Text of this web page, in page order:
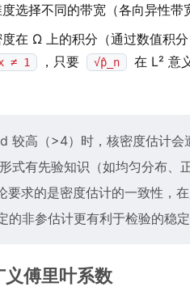
选择不同的带宽（各向异性带
在 Ω 上的积分（通过数值积
≠ 1 ，只要 √p̂_n
在 L² 意
较高（>4）时，核密度估计
式有先验知识（如均匀分布、
要求的是密度估计的一致性，
的非参估计更有利于检验的稳
傅里叶系数